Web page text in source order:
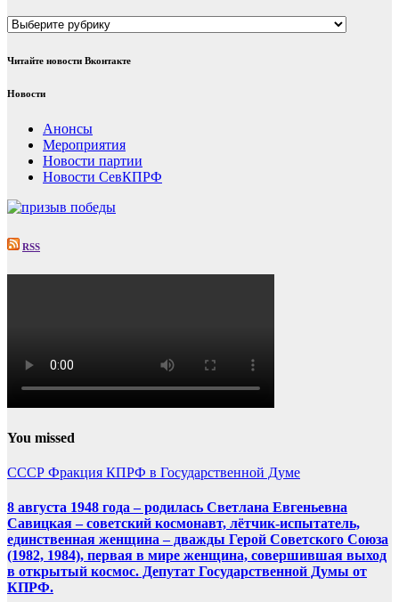
Рубрики
Читайте новости Вконтакте
Новости
Анонсы
Мероприятия
Новости партии
Новости СевКПРФ
RSS
You missed
СССР Фракция КПРФ в Государственной Думе
8 августа 1948 года – родилась Светлана Евгеньевна
Савицкая – советский космонавт, лётчик-испытатель,
единственная женщина – дважды Герой Советского Союза
(1982, 1984), первая в мире женщина, совершившая выход
в открытый космос. Депутат Государственной Думы от
КПРФ.